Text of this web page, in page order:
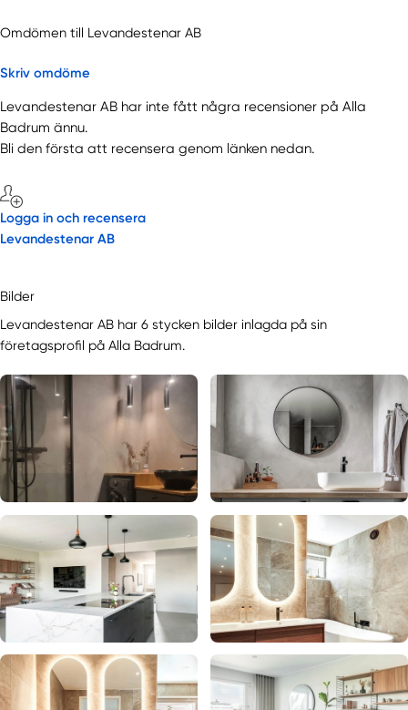
Omdömen till Levandestenar AB
Skriv omdöme
Levandestenar AB har inte fått några recensioner på Alla
Badrum ännu.
Bli den första att recensera genom länken nedan.
Logga in och recensera
Levandestenar AB
Bilder
Levandestenar AB har 6 stycken bilder inlagda på sin
företagsprofil på Alla Badrum.